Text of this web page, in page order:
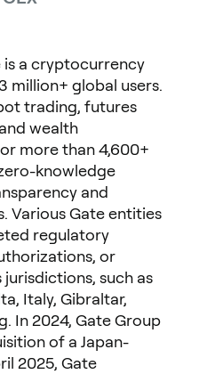
is a cryptocurrency
million+ global users.
trading, futures
wealth
more than 4,600+
knowledge
and
Various Gate entities
regulatory
or
such as
Italy, Gibraltar,
In 2024, Gate Group
of a Japan-
2025, Gate